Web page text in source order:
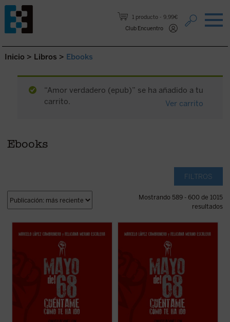
1 producto
9,99€
Club Encuentro
Saltar al contenido.
Inicio > Libros > Ebooks
“Amor verdadero (epub)” se ha añadido a tu
carrito.
Ver carrito
Ebooks
FILTROS
Mostrando 589 - 600 de 1015
resultados
de Mayo del 68, cuando las protestas de un
grupo de jóvenes estudiantes generaron
una onda expansiva de tales dimensiones
que transformó la historia de Occidente. Lo
sucedido en Mayo del 68 no puede ...
de Mayo del 68, cuando las protestas de un
grupo de jóvenes estudiantes generaron
una onda expansiva de tales dimensiones
que transformó la historia de Occidente. Lo
sucedido en Mayo del 68 no puede ...